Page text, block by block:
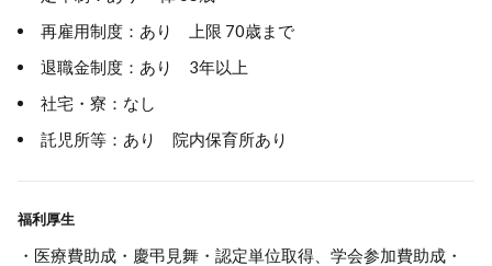
再雇用制度：あり 上限 70歳まで
退職金制度：あり 3年以上
社宅・寮：なし
託児所等：あり 院内保育所あり
福利厚生
・医療費助成・慶弔見舞・認定単位取得、学会参加費助成・